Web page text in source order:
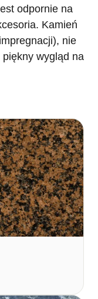
odpornie na
Kamień
nie
wygląd na